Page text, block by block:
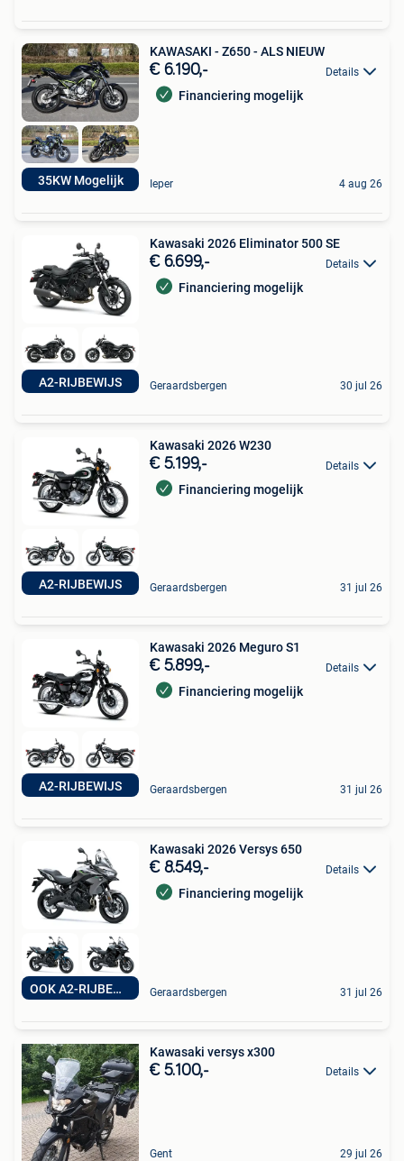
35KW Mogelijk
KAWASAKI - Z650 - ALS NIEUW
€ 6.190,- Details
Financiering mogelijk
Ieper 4 aug 26
A2-RIJBEWIJS
Kawasaki 2026 Eliminator 500 SE
€ 6.699,- Details
Financiering mogelijk
Geraardsbergen 30 jul 26
A2-RIJBEWIJS
Kawasaki 2026 W230
€ 5.199,- Details
Financiering mogelijk
Geraardsbergen 31 jul 26
A2-RIJBEWIJS
Kawasaki 2026 Meguro S1
€ 5.899,- Details
Financiering mogelijk
Geraardsbergen 31 jul 26
OOK A2-RIJBEWIJS
Kawasaki 2026 Versys 650
€ 8.549,- Details
Financiering mogelijk
Geraardsbergen 31 jul 26
Kawasaki versys x300
€ 5.100,- Details
Gent 29 jul 26